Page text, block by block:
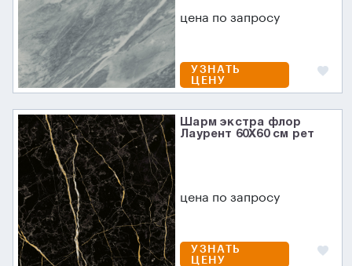
цена по запросу
УЗНАТЬ
ЦЕНУ
Шарм экстра флор
Лаурент 60X60 см рет
цена по запросу
УЗНАТЬ
ЦЕНУ